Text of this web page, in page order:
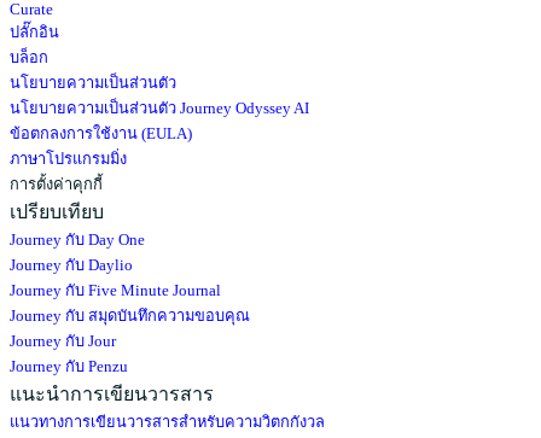
Curate
ปลั๊กอิน
บล็อก
นโยบายความเป็นส่วนตัว
นโยบายความเป็นส่วนตัว Journey Odyssey AI
ข้อตกลงการใช้งาน (EULA)
ภาษาโปรแกรมมิ่ง
การตั้งค่าคุกกี้
เปรียบเทียบ
Journey กับ Day One
Journey กับ Daylio
Journey กับ Five Minute Journal
Journey กับ สมุดบันทึกความขอบคุณ
Journey กับ Jour
Journey กับ Penzu
แนะนำการเขียนวารสาร
แนวทางการเขียนวารสารสำหรับความวิตกกังวล